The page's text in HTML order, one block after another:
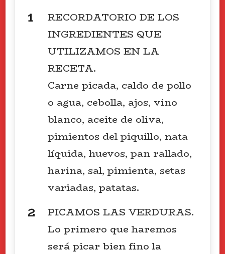
RECORDATORIO DE LOS
INGREDIENTES QUE
UTILIZAMOS EN LA
RECETA.
Carne picada, caldo de pollo
o agua, cebolla, ajos, vino
blanco, aceite de oliva,
pimientos del piquillo, nata
líquida, huevos, pan rallado,
harina, sal, pimienta, setas
variadas, patatas.
PICAMOS LAS VERDURAS.
Lo primero que haremos
será picar bien fino la